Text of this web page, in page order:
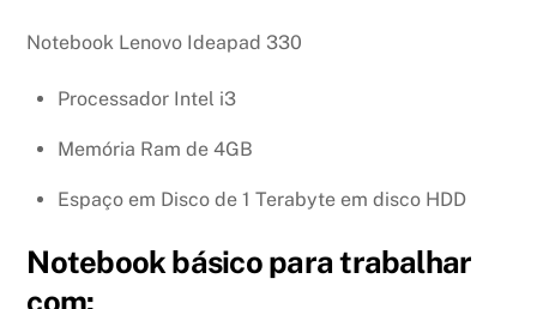
Notebook Lenovo Ideapad 330
Processador Intel i3
Memória Ram de 4GB
Espaço em Disco de 1 Terabyte em disco HDD
Notebook básico para trabalhar
com: